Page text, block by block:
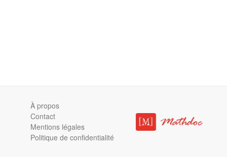
À propos
Contact
Mentions légales
Politique de confidentialité